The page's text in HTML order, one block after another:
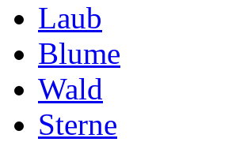
Laub
Blume
Wald
Sterne